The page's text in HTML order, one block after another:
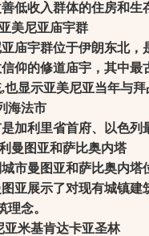
低收入群体的住房和生
尼亚庙宇群
宇群位于伊朗东北，
仰的修道庙宇，其中
也显示亚美尼亚当年与
法市
利里省首府、以色列
图亚和萨比奥内塔
曼图亚和萨比奥内塔
亚展示了对现有城镇
理念。
米基肯达卡亚圣林